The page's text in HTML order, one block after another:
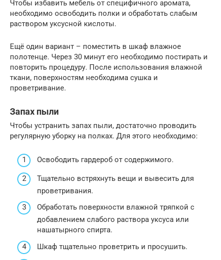
Чтобы избавить мебель от специфичного аромата,
необходимо освободить полки и обработать слабым
раствором уксусной кислоты.
Ещё один вариант – поместить в шкаф влажное
полотенце. Через 30 минут его необходимо постирать и
повторить процедуру. После использования влажной
ткани, поверхностям необходима сушка и
проветривание.
Запах пыли
Чтобы устранить запах пыли, достаточно проводить
регулярную уборку на полках. Для этого необходимо:
Освободить гардероб от содержимого.
Тщательно встряхнуть вещи и вывесить для
проветривания.
Обработать поверхности влажной тряпкой с
добавлением слабого раствора уксуса или
нашатырного спирта.
Шкаф тщательно проветрить и просушить.